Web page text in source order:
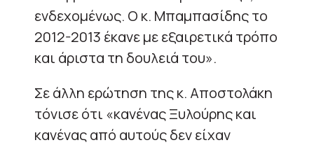
ενδεχομένως. Ο κ. Μπαμπασίδης το
2012-2013 έκανε με εξαιρετικά τρόπο
και άριστα τη δουλειά του».
Σε άλλη ερώτηση της κ. Αποστολάκη
τόνισε ότι «κανένας Ξυλούρης και
κανένας από αυτούς δεν είχαν